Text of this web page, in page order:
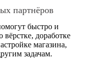
партнёров
быстро и
доработке
магазина,
задачам.